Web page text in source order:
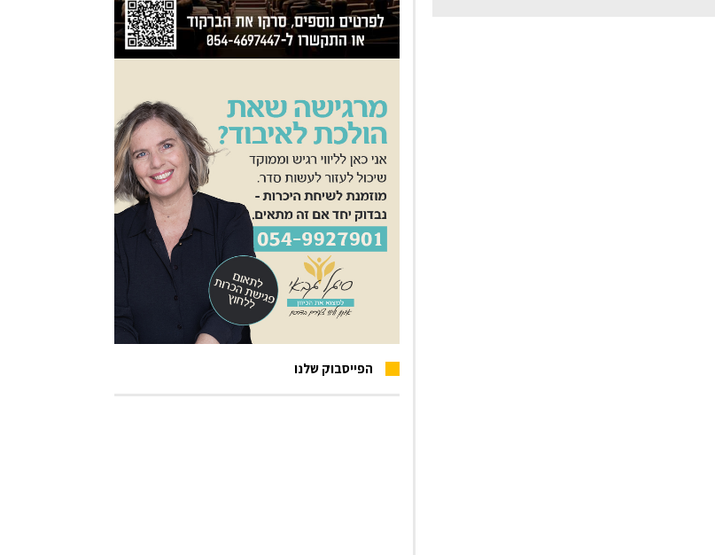
הפייסבוק שלנו